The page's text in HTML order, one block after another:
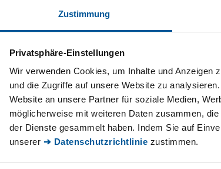
Zustimmung
Privatsphäre-Einstellungen
Wir verwenden Cookies, um Inhalte und Anzeigen
und die Zugriffe auf unsere Website zu
Website an unsere Partner für soziale Medien,
möglicherweise mit weiteren Daten zusammen,
der Dienste gesammelt haben. Indem Sie auf
unserer ➔ Datenschutzrichtlinie zustimmen.